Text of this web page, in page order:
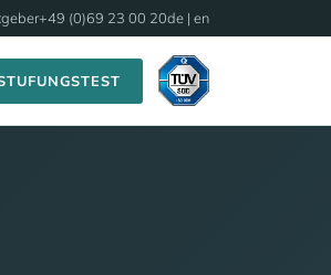
+49 (0)69 23 00 20de | en